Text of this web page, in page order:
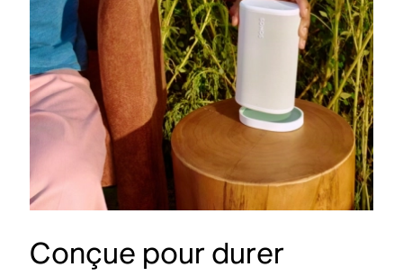
Conçue pour durer